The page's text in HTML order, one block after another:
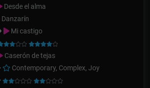
Desde el alma
Danzarín
Mi castigo
Caserón de tejas
Contemporary, Complex, Joy